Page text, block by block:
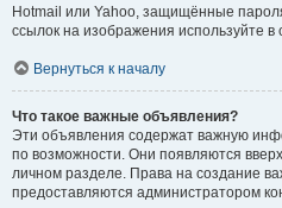
Hotmail или Yahoo, защищённые
ссылок на изображения используйте
Вернуться к началу
Что такое важные объявления?
Эти объявления содержат важную
по возможности. Они появляются
личном разделе. Права на создание
предоставляются администратором